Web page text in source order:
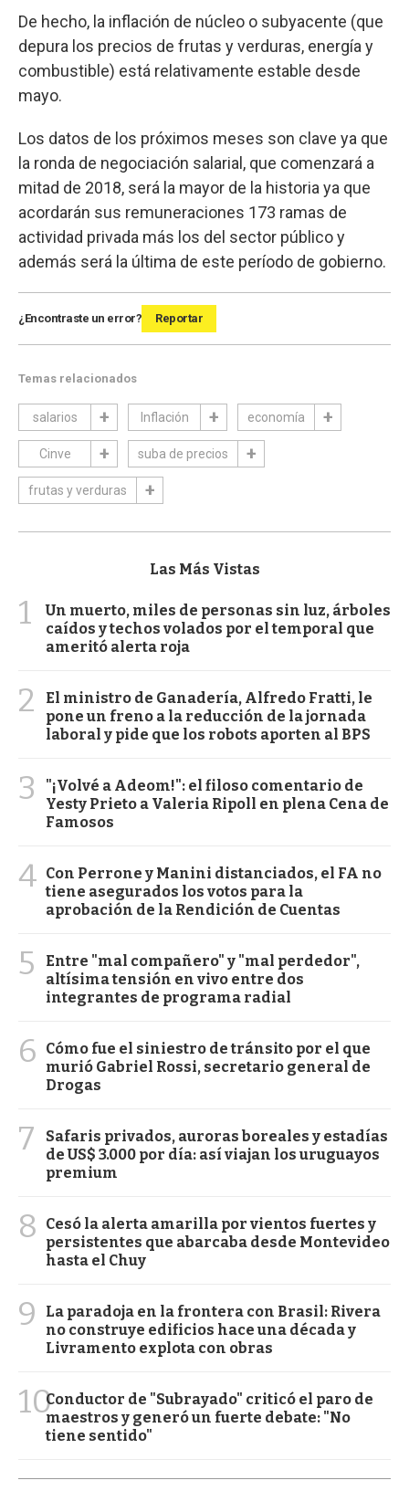
De hecho, la inflación de núcleo o subyacente (que
depura los precios de frutas y verduras, energía y
combustible) está relativamente estable desde
mayo.
Los datos de los próximos meses son clave ya que
la ronda de negociación salarial, que comenzará a
mitad de 2018, será la mayor de la historia ya que
acordarán sus remuneraciones 173 ramas de
actividad privada más los del sector público y
además será la última de este período de gobierno.
¿Encontraste un error? Reportar
Temas relacionados
salarios Inflación economía
Cinve suba de precios
frutas y verduras
Las Más Vistas
1
Un muerto, miles de personas sin luz, árboles
caídos y techos volados por el temporal que
ameritó alerta roja
2
El ministro de Ganadería, Alfredo Fratti, le
pone un freno a la reducción de la jornada
laboral y pide que los robots aporten al BPS
3
"¡Volvé a Adeom!": el filoso comentario de
Yesty Prieto a Valeria Ripoll en plena Cena de
Famosos
4 Con Perrone y Manini distanciados, el FA no
tiene asegurados los votos para la
aprobación de la Rendición de Cuentas
5
Entre "mal compañero" y "mal perdedor",
altísima tensión en vivo entre dos
integrantes de programa radial
6
Cómo fue el siniestro de tránsito por el que
murió Gabriel Rossi, secretario general de
Drogas
7
Safaris privados, auroras boreales y estadías
de US$ 3.000 por día: así viajan los uruguayos
premium
8
Cesó la alerta amarilla por vientos fuertes y
persistentes que abarcaba desde Montevideo
hasta el Chuy
9
La paradoja en la frontera con Brasil: Rivera
no construye edificios hace una década y
Livramento explota con obras
10Conductor de "Subrayado" criticó el paro de
maestros y generó un fuerte debate: "No
tiene sentido"